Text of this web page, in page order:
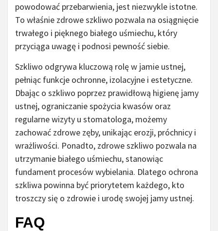
powodować przebarwienia, jest niezwykle istotne.
To właśnie zdrowe szkliwo pozwala na osiągnięcie
trwałego i pięknego białego uśmiechu, który
przyciąga uwagę i podnosi pewność siebie.
Szkliwo odgrywa kluczową rolę w jamie ustnej,
pełniąc funkcje ochronne, izolacyjne i estetyczne.
Dbając o szkliwo poprzez prawidłową higienę jamy
ustnej, ograniczanie spożycia kwasów oraz
regularne wizyty u stomatologa, możemy
zachować zdrowe zęby, unikając erozji, próchnicy i
wrażliwości. Ponadto, zdrowe szkliwo pozwala na
utrzymanie białego uśmiechu, stanowiąc
fundament procesów wybielania. Dlatego ochrona
szkliwa powinna być priorytetem każdego, kto
troszczy się o zdrowie i urodę swojej jamy ustnej.
FAQ